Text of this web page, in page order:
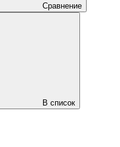
Сравнение
В список